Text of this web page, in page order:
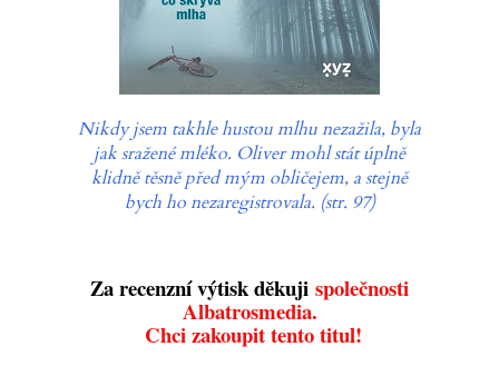
Nikdy jsem takhle hustou mlhu nezažila, byla
jak sražené mléko. Oliver mohl stát úplně
klidně těsně před mým obličejem, a stejně
bych ho nezaregistrovala. (str. 97)
Za recenzní výtisk děkuji společnosti
Albatrosmedia.
Chci zakoupit tento titul!